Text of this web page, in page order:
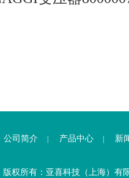
公司简介 产品中心 新
版权所有：亚喜科技（上海）